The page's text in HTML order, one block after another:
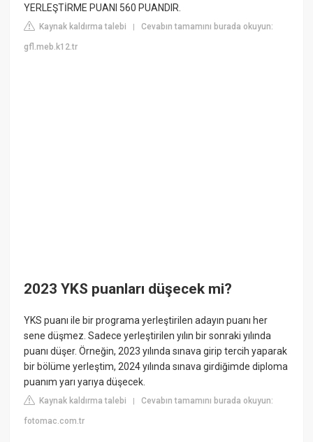
YERLEŞTİRME PUANI 560 PUANDIR.
Kaynak kaldırma talebi |Cevabın tamamını burada okuyun:
gfl.meb.k12.tr
2023 YKS puanları düşecek mi?
YKS puanı ile bir programa yerleştirilen adayın puanı her
sene düşmez. Sadece yerleştirilen yılın bir sonraki yılında
puanı düşer. Örneğin, 2023 yılında sınava girip tercih yaparak
bir bölüme yerleştim, 2024 yılında sınava girdiğimde diploma
puanım yarı yarıya düşecek.
Kaynak kaldırma talebi |Cevabın tamamını burada okuyun:
fotomac.com.tr